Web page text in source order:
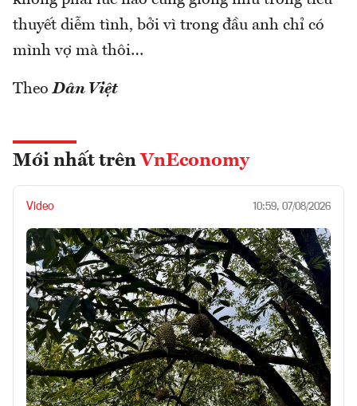
thuyết diễm tình, bởi vì trong đầu anh chỉ có
mình vợ mà thôi…
TheoDân Việt
Mới nhất trên VnEconomy
Video 10:59, 07/08/2026